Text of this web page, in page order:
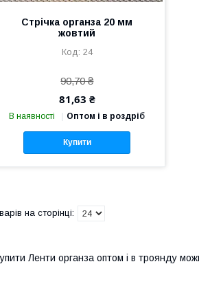
Стрічка органза 20 мм
жовтий
24
90,70 ₴
81,63 ₴
В наявності Оптом і в роздріб
Купити
Ленти органза оптом і в троянду